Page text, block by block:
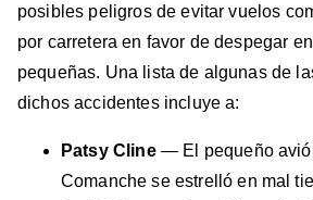
posibles peligros de evitar vuelos
por carretera en favor de despegar
pequeñas. Una lista de algunas de
dichos accidentes incluye a:
Patsy Cline— El pequeño
Comanche se estrelló en mal